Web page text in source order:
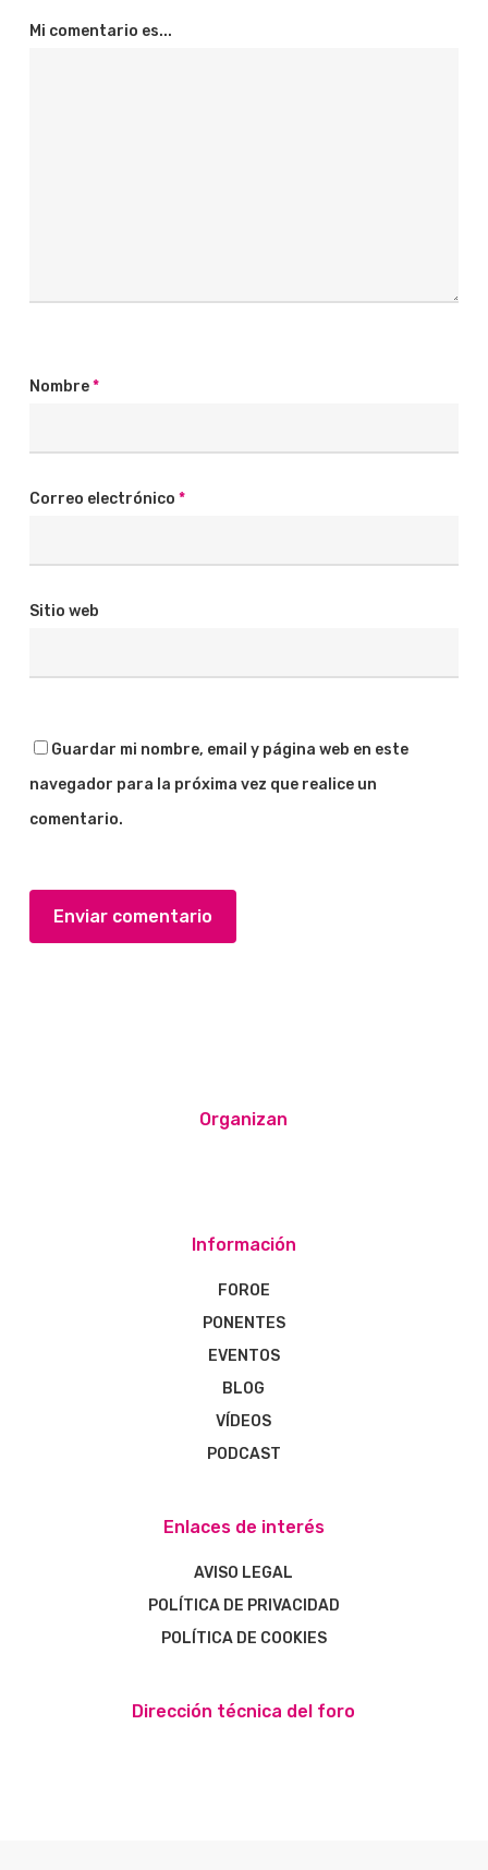
Mi comentario es...
Nombre*
Correo electrónico *
Sitio web
Guardar mi nombre, email y página web en este
navegador para la próxima vez que realice un
comentario.
Organizan
Información
FOROE
PONENTES
EVENTOS
BLOG
VÍDEOS
PODCAST
Enlaces de interés
AVISO LEGAL
POLÍTICA DE PRIVACIDAD
POLÍTICA DE COOKIES
Dirección técnica del foro